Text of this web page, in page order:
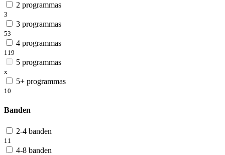
2 programmas
3
3 programmas
53
4 programmas
119
5 programmas
x
5+ programmas
10
Banden
2-4 banden
11
4-8 banden